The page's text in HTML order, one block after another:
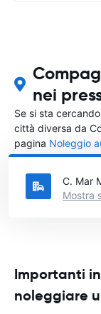
nei
Se si sta
città diversa da
pagina Noleggio
quale città in
C. Mar
Mostra
Importanti
noleggiare